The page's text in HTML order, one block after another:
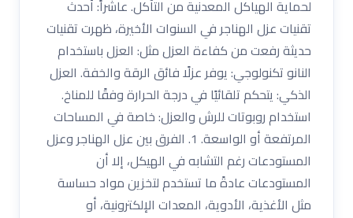
لحماية الهياكل المعدنية من التآكل. عاشراً: أحدث
تقنيات عزل الهناجر في السنوات الأخيرة، ظهرت تقنيات
حديثة رفعت من كفاءة العزل مثل: العزل باستخدام
النانو تكنولوجي: يوفر عزلًا فائق الرقة والخفة. العزل
الذكي: يتحكم تلقائيًا في درجة الحرارة وفقًا للمناخ.
استخدام روبوتات للرش والعزل: خاصة في المساحات
المرتفعة أو الواسعة. 1. الفرق بين عزل الهناجر وعزل
المستودعات رغم التشابه في الهيكل، إلا أن
المستودعات عادةً ما تستخدم لتخزين مواد حساسة
مثل الأغذية، الأدوية، المعدات الإلكترونية، أو